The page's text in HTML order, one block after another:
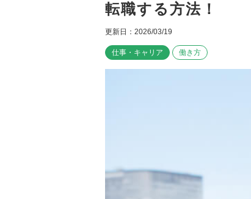
サービス紹介
転職お役立ち情報
業界情報
求人情報
転職する方法！
更新日：2026/03/19
仕事・キャリア 働き方